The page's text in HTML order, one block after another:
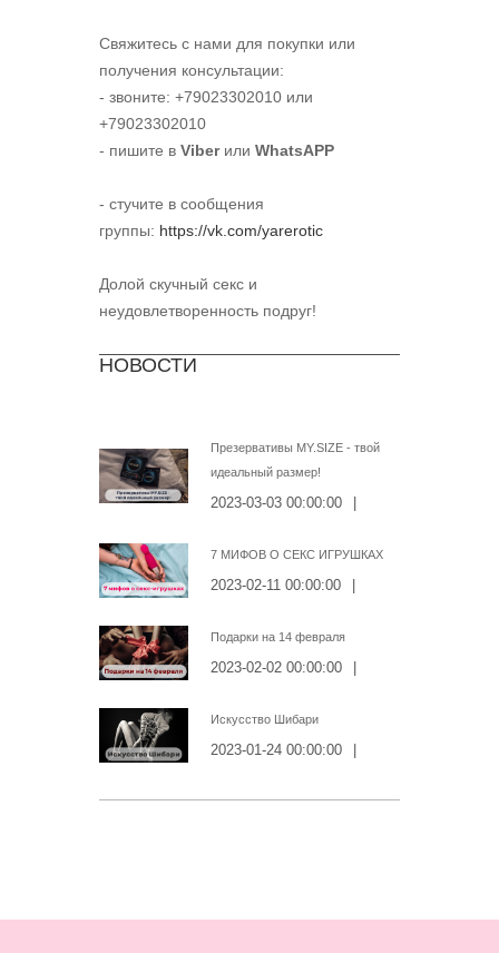
Свяжитесь с нами для покупки или
получения консультации:
- звоните: +79023302010 или
+79023302010
- пишите в Viberили WhatsAPP
- стучите в сообщения
группы: https://vk.com/yarerotic
Долой скучный секс и
неудовлетворенность подруг!
НОВОСТИ
Презервативы MY.SIZE - твой
идеальный размер!
2023-03-03 00:00:00
7 МИФОВ О СЕКС ИГРУШКАХ
2023-02-11 00:00:00
Подарки на 14 февраля
2023-02-02 00:00:00
Искусство Шибари
2023-01-24 00:00:00